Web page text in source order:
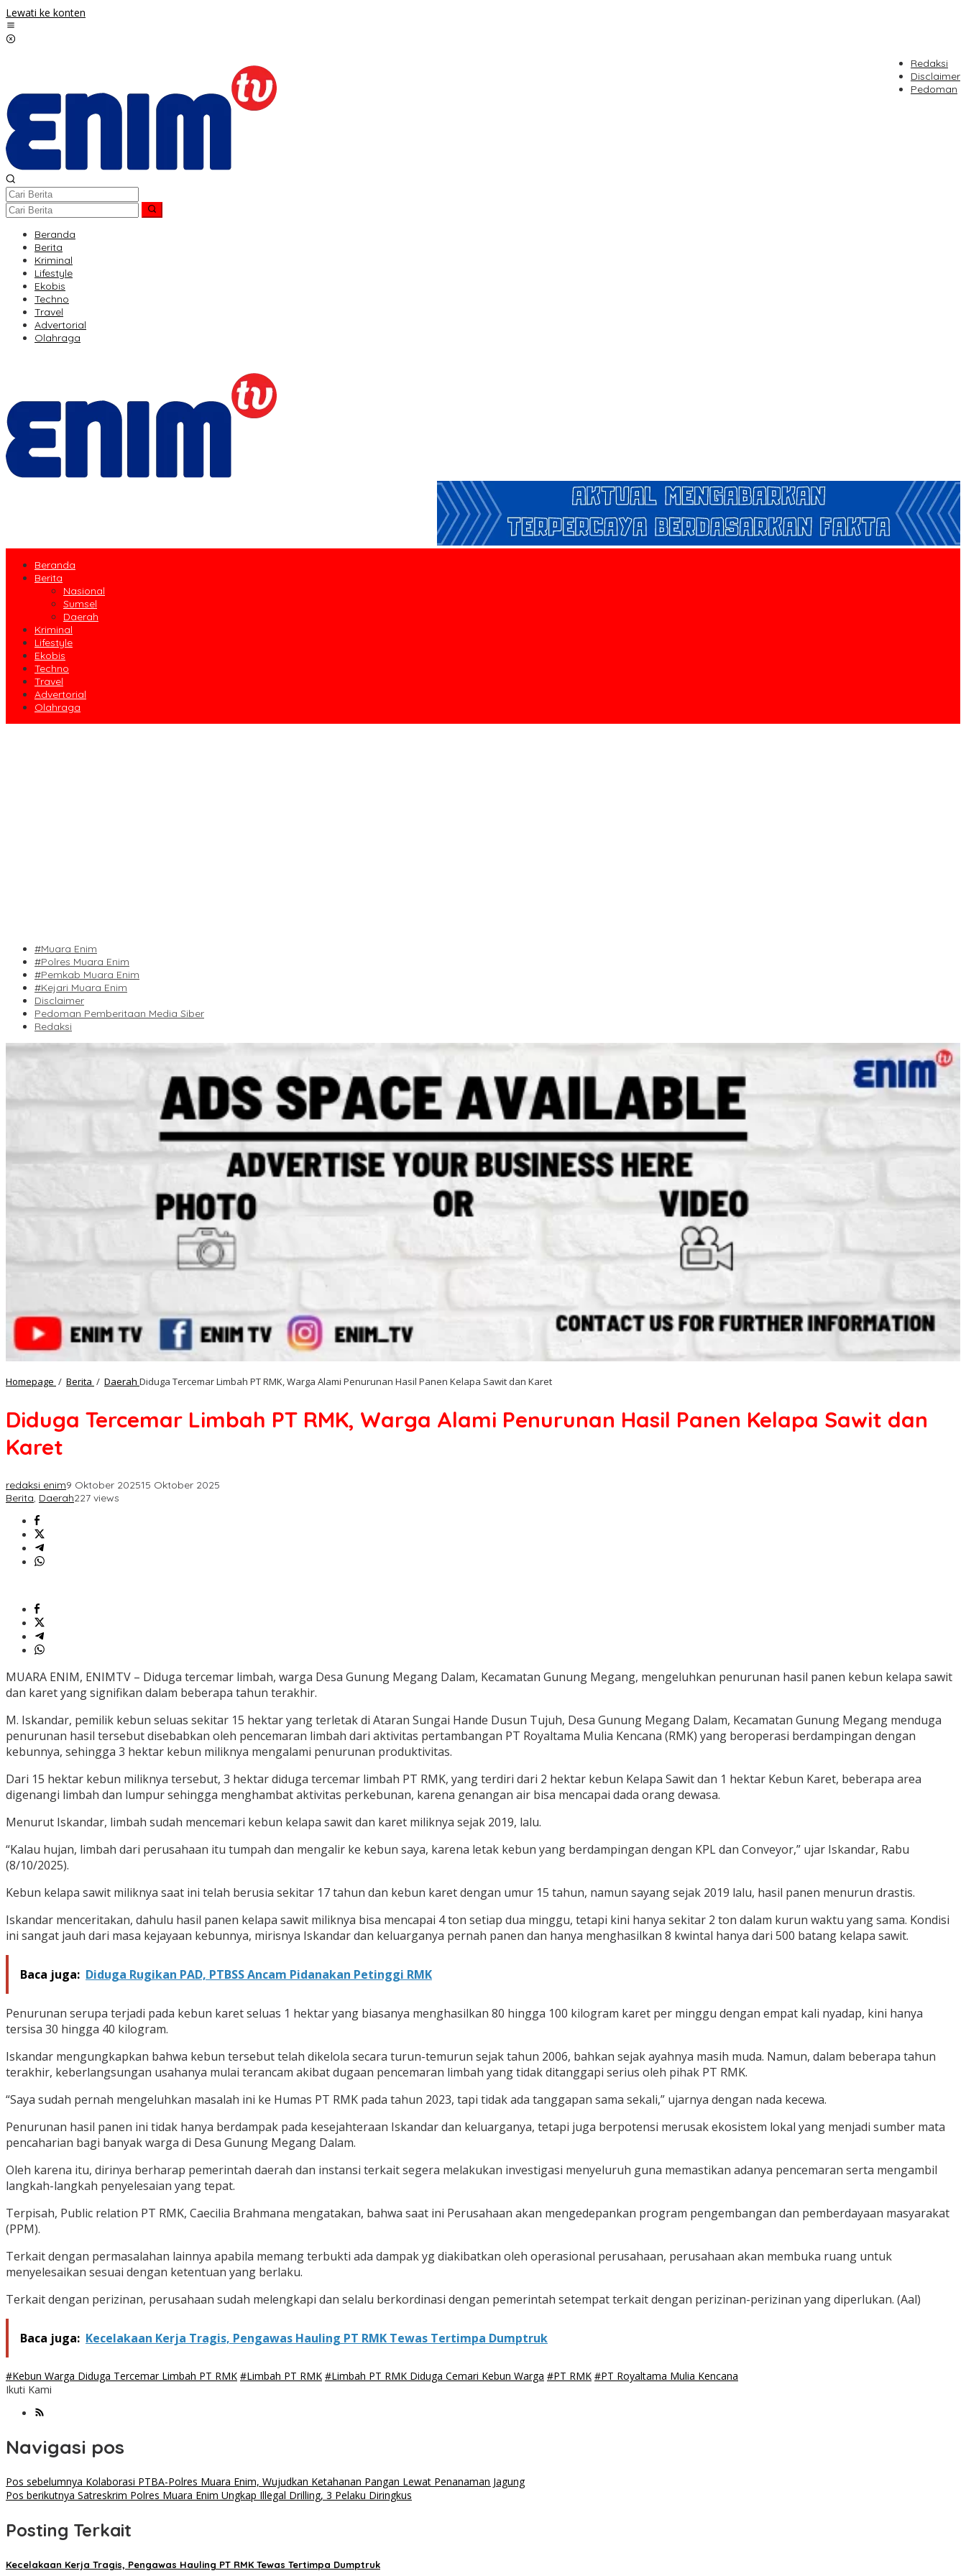
Lewati ke konten
Redaksi
Disclaimer
Pedoman
Beranda
Berita
Kriminal
Lifestyle
Ekobis
Techno
Travel
Advertorial
Olahraga
Beranda
Berita
Nasional
Sumsel
Daerah
Kriminal
Lifestyle
Ekobis
Techno
Travel
Advertorial
Olahraga
#Muara Enim
#Polres Muara Enim
#Pemkab Muara Enim
#Kejari Muara Enim
Disclaimer
Pedoman Pemberitaan Media Siber
Redaksi
Homepage / Berita / Daerah Diduga Tercemar Limbah PT RMK, Warga Alami Penurunan Hasil Panen Kelapa Sawit dan Karet
Diduga Tercemar Limbah PT RMK, Warga Alami Penurunan Hasil Panen Kelapa Sawit dan
Karet
redaksi enim9 Oktober 202515 Oktober 2025
Berita, Daerah227 views
MUARA ENIM, ENIMTV – Diduga tercemar limbah, warga Desa Gunung Megang Dalam, Kecamatan Gunung Megang, mengeluhkan penurunan hasil panen kebun kelapa sawit
dan karet yang signifikan dalam beberapa tahun terakhir.
M. Iskandar, pemilik kebun seluas sekitar 15 hektar yang terletak di Ataran Sungai Hande Dusun Tujuh, Desa Gunung Megang Dalam, Kecamatan Gunung Megang menduga
penurunan hasil tersebut disebabkan oleh pencemaran limbah dari aktivitas pertambangan PT Royaltama Mulia Kencana (RMK) yang beroperasi berdampingan dengan
kebunnya, sehingga 3 hektar kebun miliknya mengalami penurunan produktivitas.
Dari 15 hektar kebun miliknya tersebut, 3 hektar diduga tercemar limbah PT RMK, yang terdiri dari 2 hektar kebun Kelapa Sawit dan 1 hektar Kebun Karet, beberapa area
digenangi limbah dan lumpur sehingga menghambat aktivitas perkebunan, karena genangan air bisa mencapai dada orang dewasa.
Menurut Iskandar, limbah sudah mencemari kebun kelapa sawit dan karet miliknya sejak 2019, lalu.
“Kalau hujan, limbah dari perusahaan itu tumpah dan mengalir ke kebun saya, karena letak kebun yang berdampingan dengan KPL dan Conveyor,” ujar Iskandar, Rabu
(8/10/2025).
Kebun kelapa sawit miliknya saat ini telah berusia sekitar 17 tahun dan kebun karet dengan umur 15 tahun, namun sayang sejak 2019 lalu, hasil panen menurun drastis.
Iskandar menceritakan, dahulu hasil panen kelapa sawit miliknya bisa mencapai 4 ton setiap dua minggu, tetapi kini hanya sekitar 2 ton dalam kurun waktu yang sama. Kondisi
ini sangat jauh dari masa kejayaan kebunnya, mirisnya Iskandar dan keluarganya pernah panen dan hanya menghasilkan 8 kwintal hanya dari 500 batang kelapa sawit.
Baca juga: Diduga Rugikan PAD, PTBSS Ancam Pidanakan Petinggi RMK
Penurunan serupa terjadi pada kebun karet seluas 1 hektar yang biasanya menghasilkan 80 hingga 100 kilogram karet per minggu dengan empat kali nyadap, kini hanya
tersisa 30 hingga 40 kilogram.
Iskandar mengungkapkan bahwa kebun tersebut telah dikelola secara turun-temurun sejak tahun 2006, bahkan sejak ayahnya masih muda. Namun, dalam beberapa tahun
terakhir, keberlangsungan usahanya mulai terancam akibat dugaan pencemaran limbah yang tidak ditanggapi serius oleh pihak PT RMK.
“Saya sudah pernah mengeluhkan masalah ini ke Humas PT RMK pada tahun 2023, tapi tidak ada tanggapan sama sekali,” ujarnya dengan nada kecewa.
Penurunan hasil panen ini tidak hanya berdampak pada kesejahteraan Iskandar dan keluarganya, tetapi juga berpotensi merusak ekosistem lokal yang menjadi sumber mata
pencaharian bagi banyak warga di Desa Gunung Megang Dalam.
Oleh karena itu, dirinya berharap pemerintah daerah dan instansi terkait segera melakukan investigasi menyeluruh guna memastikan adanya pencemaran serta mengambil
langkah-langkah penyelesaian yang tepat.
Terpisah, Public relation PT RMK, Caecilia Brahmana mengatakan, bahwa saat ini Perusahaan akan mengedepankan program pengembangan dan pemberdayaan masyarakat
(PPM).
Terkait dengan permasalahan lainnya apabila memang terbukti ada dampak yg diakibatkan oleh operasional perusahaan, perusahaan akan membuka ruang untuk
menyelesaikan sesuai dengan ketentuan yang berlaku.
Terkait dengan perizinan, perusahaan sudah melengkapi dan selalu berkordinasi dengan pemerintah setempat terkait dengan perizinan-perizinan yang diperlukan. (Aal)
Baca juga: Kecelakaan Kerja Tragis, Pengawas Hauling PT RMK Tewas Tertimpa Dumptruk
#Kebun Warga Diduga Tercemar Limbah PT RMK #Limbah PT RMK #Limbah PT RMK Diduga Cemari Kebun Warga #PT RMK #PT Royaltama Mulia Kencana
Ikuti Kami
Navigasi pos
Pos sebelumnya Kolaborasi PTBA-Polres Muara Enim, Wujudkan Ketahanan Pangan Lewat Penanaman Jagung
Pos berikutnya Satreskrim Polres Muara Enim Ungkap Illegal Drilling, 3 Pelaku Diringkus
Posting Terkait
Kecelakaan Kerja Tragis, Pengawas Hauling PT RMK Tewas Tertimpa Dumptruk